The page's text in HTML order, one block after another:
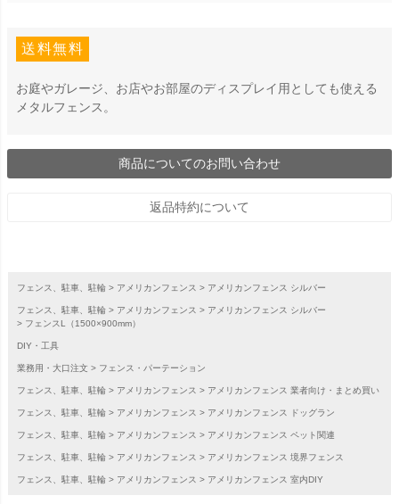
送料無料
お庭やガレージ、お店やお部屋のディスプレイ用としても使える
メタルフェンス。
商品についてのお問い合わせ
返品特約について
フェンス、駐車、駐輪 アメリカンフェンス アメリカンフェンス シルバー
フェンス、駐車、駐輪 アメリカンフェンス
アメリカンフェンス シルバー
フェンスL（1500×900mm）
DIY・工具
業務用・大口注文 フェンス・パーテーション
フェンス、駐車、駐輪 アメリカンフェンス アメリカンフェンス 業者向け・まとめ買い
フェンス、駐車、駐輪 アメリカンフェンス アメリカンフェンス ドッグラン
フェンス、駐車、駐輪 アメリカンフェンス アメリカンフェンス ペット関連
フェンス、駐車、駐輪 アメリカンフェンス アメリカンフェンス 境界フェンス
フェンス、駐車、駐輪 アメリカンフェンス アメリカンフェンス 室内DIY